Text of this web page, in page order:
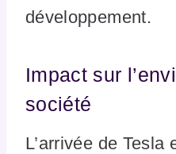
développement.
Impact sur
société
L’arrivée de Tesla